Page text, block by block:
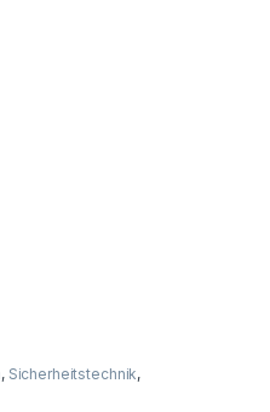
, Sicherheitstechnik,